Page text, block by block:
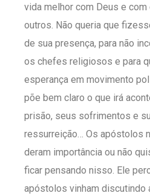
vida melhor com Deus e com
outros. Não queria que
de sua presença, para não
os chefes religiosos e para
esperança em movimento
põe bem claro o que irá
prisão, seus sofrimentos e
ressurreição… Os apóstolos
deram importância ou não
ficar pensando nisso. Ele
apóstolos vinham discutindo